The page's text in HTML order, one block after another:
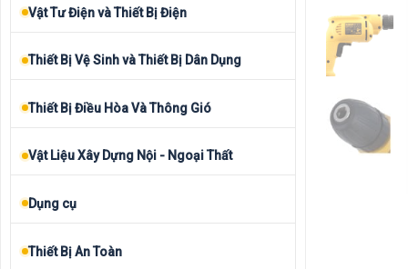
Vật Tư Điện và Thiết Bị Điện
Thiết Bị Vệ Sinh và Thiết Bị Dân Dụng
Thiết Bị Điều Hòa Và Thông Gió
Vật Liệu Xây Dựng Nội - Ngoại Thất
Dụng cụ
Thiết Bị An Toàn